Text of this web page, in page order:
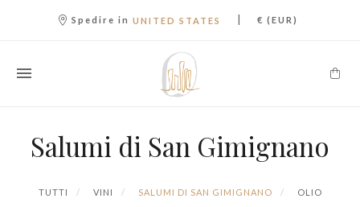
Spedire in UNITED STATES | € (EUR)
Salumi di San Gimignano
TUTTI VINI SALUMI DI SAN GIMIGNANO OLIO